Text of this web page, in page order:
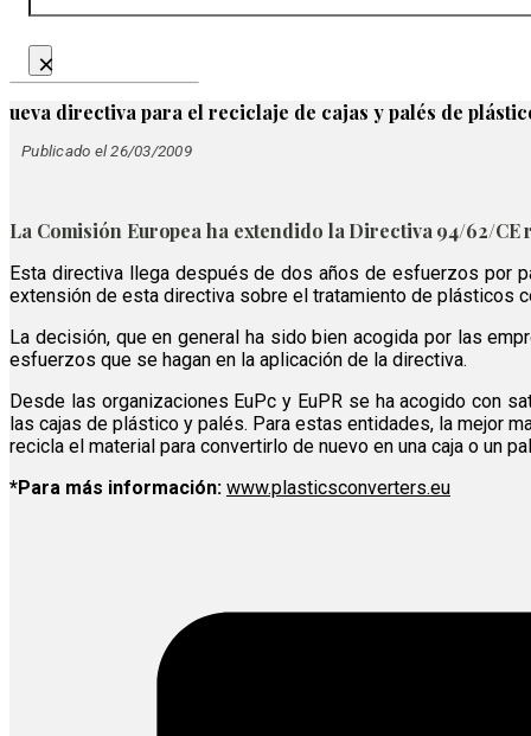
×
ueva directiva para el reciclaje de cajas y palés de
Publicado el 26/03/2009
La Comisión Europea ha extendido la Directiva 94/62/
Esta directiva llega después de dos años de esfuerzos por
extensión de esta directiva sobre el tratamiento de plásticos
La decisión, que en general ha sido bien acogida por las
esfuerzos que se hagan en la aplicación de la directiva.
Desde las organizaciones EuPc y EuPR se ha acogido con
las cajas de plástico y palés. Para estas entidades, la mejor
recicla el material para convertirlo de nuevo en una caja o un
*Para más información: www.plasticsconverters.eu